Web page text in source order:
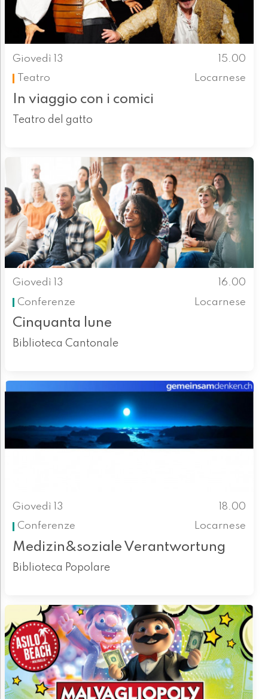
Giovedì 13
15.00
Teatro
Locarnese
In viaggio con i comici
Teatro del gatto
Giovedì 13
16.00
Conferenze
Locarnese
Cinquanta lune
Biblioteca Cantonale
Giovedì 13
18.00
Conferenze
Locarnese
Medizin&soziale Verantwortung
Biblioteca Popolare